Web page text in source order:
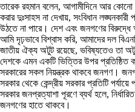
তারেক রহমান বলেন, আগামীদিনে আর কোনো
করার দুঃসাহস না দেখায়, সংবিধান
উঠতে না পারে। দেশ এবং জনগণের
আমি দৃঢ়ভাবে বিশ্বাস করি, আমাদের দল
জাতীয় ঐক্য অটুট রয়েছে, ভবিষ্যতেও তা
দেশকে এমন একটি ভিত্তির উপর প্রতিষ্ঠিত
সরকারের সকল নিয়ন্ত্রক থাকবে জনগণ।
সরকার থেকে কেন্দ্রীয় সরকার প্রতিটি পর্যায়ে
সরকার জনপ্রত্যাশা পূরণে ব্যর্থ হলে,
জনগণের হাতে থাকবে।